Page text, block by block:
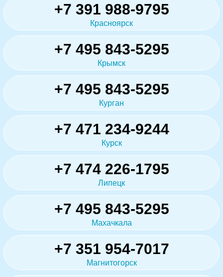
+7 391 988-9795
Красноярск
+7 495 843-5295
Крымск
+7 495 843-5295
Курган
+7 471 234-9244
Курск
+7 474 226-1795
Липецк
+7 495 843-5295
Махачкала
+7 351 954-7017
Магнитогорск